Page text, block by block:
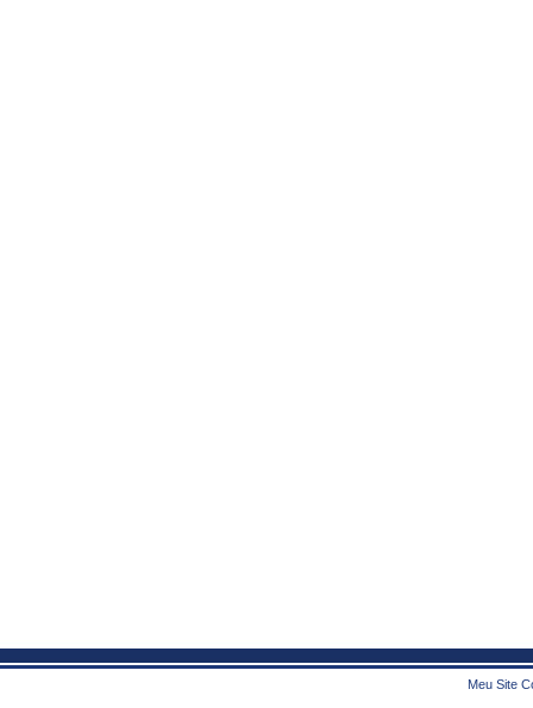
Meu Site